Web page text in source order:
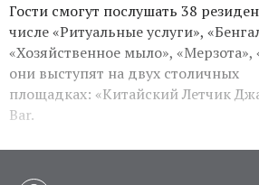
Гости смогут послушать 38
числе «Ритуальные услуги»,
«Хозяйственное мыло»,
они выступят на двух столичных
площадках: «Китайский Летчик
Bar.